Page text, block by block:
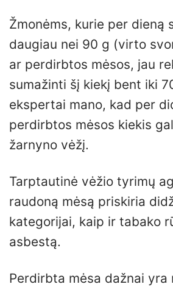
Žmonėms, kurie per dieną
daugiau nei 90 g (virto
ar perdirbtos mėsos, jau
sumažinti šį kiekį bent iki
ekspertai mano, kad per
perdirbtos mėsos kiekis
žarnyno vėžį.
Tarptautinė vėžio tyrimų
raudoną mėsą priskiria
kategorijai, kaip ir tabako
asbestą.
Perdirbta mėsa dažnai yra